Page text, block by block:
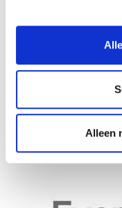
Alleen
Producten:
Instrumentatie